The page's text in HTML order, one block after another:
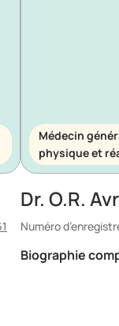
Médecin
physique et
Dr. O.R.
Numéro
Biographie